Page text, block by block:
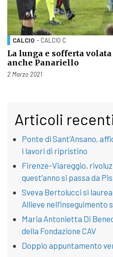
CALCIO - CALCIO C
La lunga e sofferta
anche Panariello
Pubblicato il
2 Marzo 2021
Articoli
Ponte di Sant’Ansano,
i lavori di ripristino
Firenze-Viareggio,
quest’anno si passa da
Sveva Bertolucci si
Allieve nell’inseguimento
Maria Antonietta Di
della Fondazione CAV
Doppio appuntamento